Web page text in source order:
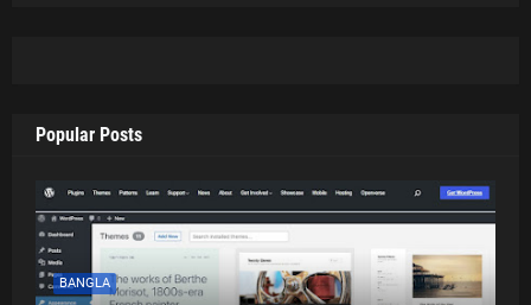
Popular Posts
BANGLA